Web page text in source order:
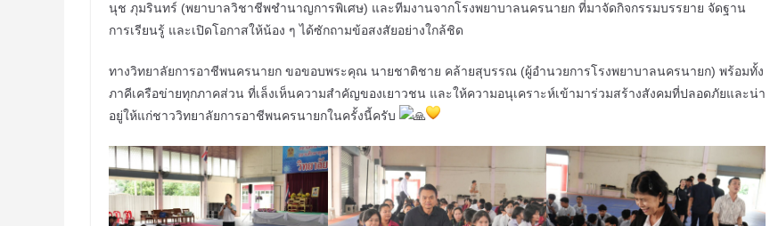
นุช ภุมรินทร์ (พยาบาลวิชาชีพชำนาญการพิเศษ) และทีมงานจากโรงพยาบาลนครนายก ที่มาจัดกิจกรรมบรรยาย จัดฐาน
การเรียนรู้ และเปิดโอกาสให้น้อง ๆ ได้ซักถามข้อสงสัยอย่างใกล้ชิด
ทางวิทยาลัยการอาชีพนครนายก ขอขอบพระคุณ นายชาติชาย คล้ายสุบรรณ (ผู้อำนวยการโรงพยาบาลนครนายก) พร้อมทั้ง
ภาคีเครือข่ายทุกภาคส่วน ที่เล็งเห็นความสำคัญของเยาวชน และให้ความอนุเคราะห์เข้ามาร่วมสร้างสังคมที่ปลอดภัยและน่า
อยู่ให้แก่ชาววิทยาลัยการอาชีพนครนายกในครั้งนี้ครับ